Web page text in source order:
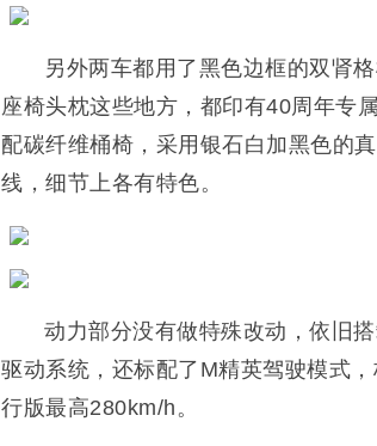
另外两车都用了黑色边框的双肾
座椅头枕这些地方，都印有40周年专
配碳纤维桶椅，采用银石白加黑色的
线，细节上各有特色。
动力部分没有做特殊改动，依旧
驱动系统，还标配了M精英驾驶模式
行版最高280km/h。